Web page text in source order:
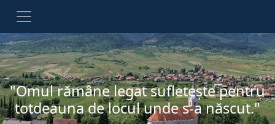
"Omul rămâne legat sufleteşte pentru
totdeauna de locul unde s-a născut."